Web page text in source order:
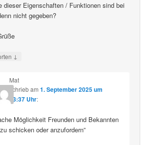
dieser Eigenschaften / Funktionen sind bei
nicht gegeben?
↓
Mat
schriebam 1. September 2025 um
23:37 Uhr:
Möglichkeit Freunden und Bekannten
schicken oder anzufordern”